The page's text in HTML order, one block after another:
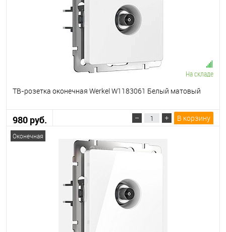
На складе
ТВ-розетка оконечная Werkel W1183061 Белый матовый
980 руб. В корзину
Оконечная